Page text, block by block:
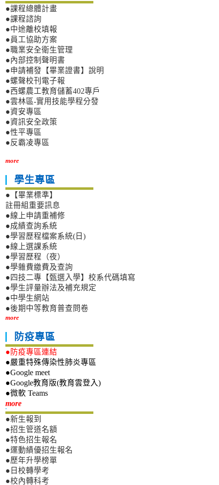
●課程總體計畫
●課程諮詢
●中途離校填報
●員工協助方案
●職業安全衛生管理
●內部控制聲明書
●申請補發【畢業證書】說明
●螺聲校刊電子報
●西螺農工教育儲蓄402專戶
●雲林區-實用技能學程分發
●資安專區
●資訊安全政策
●性平專區
●反霸凌專區
more
學生專區
●【畢業標準】
註冊組重要訊息
●線上申請重補修
●成績查詢系統
●學習歷程檔案系統(日)
●線上選課系統
●學習歷程（夜）
●學雜費繳費及查詢
●四技二專【甄選入學】校系代碼填寫
●學生評量辦法及補充規定
●中學生網站
●後期中等教育普查問卷
more
防疫專區
●防疫專區連結
●嚴重特殊傳染性肺炎專區
●Google meet
●Google教育版(教育雲登入)
●微軟 Teams
more新生專區
●新生報到
●招生管道名額
●特色招生報名
●運動績優招生報名
●歷年升學榜單
●日校轉學考
●校內轉科考